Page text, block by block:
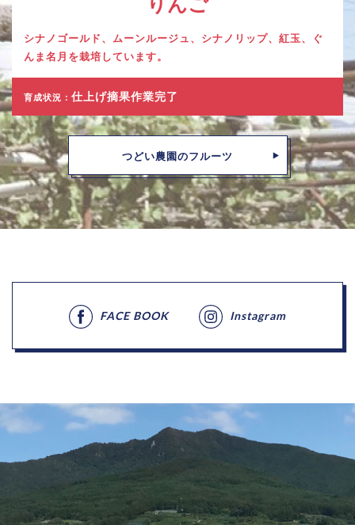
シナノゴールド、ムーンルージュ、シナノリップ、紅玉、ぐ
んま名月を栽培しています。
育成状況： 仕上げ摘果作業完了
つどい農園のフルーツ
FACE BOOK Instagram